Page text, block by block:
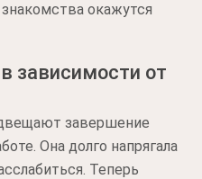
окажутся
зависимости от
завершение
Она долго напрягала
Теперь